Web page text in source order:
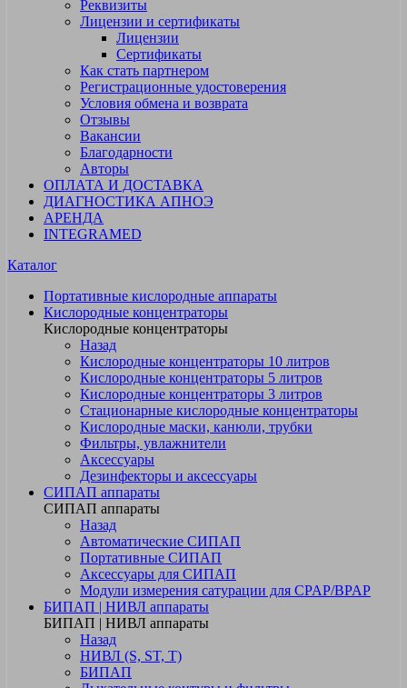
Реквизиты
Лицензии и сертификаты
Лицензии
Сертификаты
Как стать партнером
Регистрационные удостоверения
Условия обмена и возврата
Отзывы
Вакансии
Благодарности
Авторы
ОПЛАТА И ДОСТАВКА
ДИАГНОСТИКА АПНОЭ
АРЕНДА
INTEGRAMED
Каталог
Портативные кислородные аппараты
Кислородные концентраторы
Кислородные концентраторы
Назад
Кислородные концентраторы 10 литров
Кислородные концентраторы 5 литров
Кислородные концентраторы 3 литров
Стационарные кислородные концентраторы
Кислородные маски, канюли, трубки
Фильтры, увлажнители
Аксессуары
Дезинфекторы и аксессуары
СИПАП аппараты
СИПАП аппараты
Назад
Автоматические СИПАП
Портативные СИПАП
Аксессуары для СИПАП
Модули измерения сатурации для CPAP/BPAP
БИПАП | НИВЛ аппараты
БИПАП | НИВЛ аппараты
Назад
НИВЛ (S, ST, T)
БИПАП